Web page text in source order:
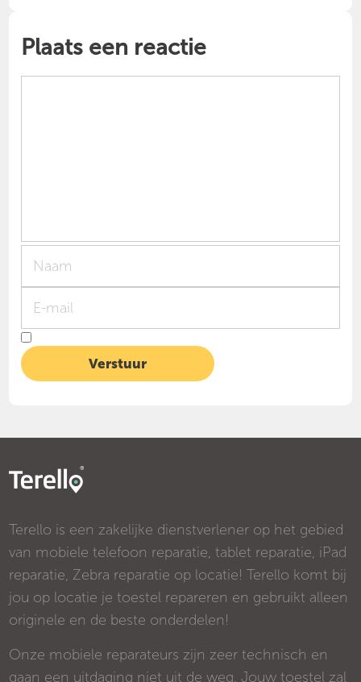
Plaats een reactie
Terello is een zakelijke dienstverlener op het gebied
van mobiele telefoon reparatie, tablet reparatie, iPad
reparatie, Zebra reparatie op locatie! Terello komt bij
jou op locatie je toestel repareren en gebruikt alleen
originele en de beste onderdelen!
Onze mobiele reparateurs zijn zeer technisch en
gaan een uitdaging niet uit de weg. Jouw toestel zal